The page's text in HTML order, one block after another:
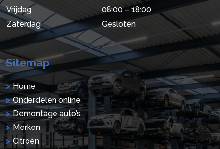
Vrijdag
08:00 – 18:00
Zaterdag
Gesloten
Sitemap
Home
Onderdelen online
Demontage auto’s
Merken
Citroën